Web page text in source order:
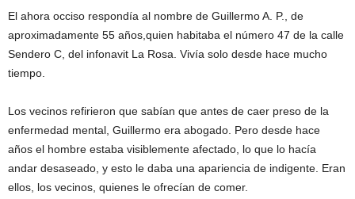
El ahora occiso respondía al nombre de Guillermo A. P., de
aproximadamente 55 años,quien habitaba el número 47 de la calle
Sendero C, del infonavit La Rosa. Vivía solo desde hace mucho
tiempo.
Los vecinos refirieron que sabían que antes de caer preso de la
enfermedad mental, Guillermo era abogado. Pero desde hace
años el hombre estaba visiblemente afectado, lo que lo hacía
andar desaseado, y esto le daba una apariencia de indigente. Eran
ellos, los vecinos, quienes le ofrecían de comer.